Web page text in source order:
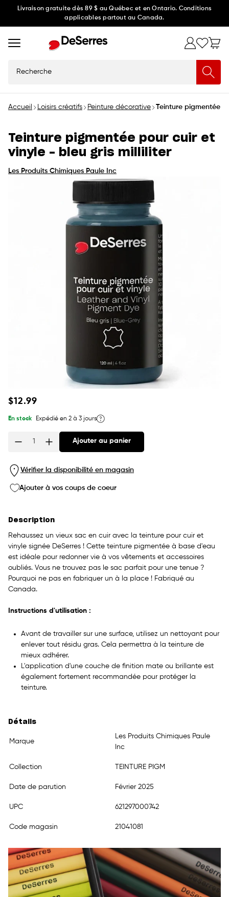
Ignorer
au
Livraison gratuite dès 89 $ au Québec et en Ontario. Conditions
applicables partout au Canada.
Accueil Loisirs créatifs Peinture décorative Teinture pigmentée
Teinture pigmentée pour cuir et
vinyle - bleu gris milliliter
Les Produits Chimiques Paule Inc
Prix
$12.99
En stock Expédié en 2 à 3 jours
Ajouter au panier
Vérifier la disponibilité en magasin
Ajouter à vos coups de coeur
Description
Rehaussez un vieux sac en cuir avec la teinture pour cuir et
vinyle signée DeSerres ! Cette teinture pigmentée à base d'eau
est idéale pour redonner vie à vos vêtements et accessoires
oubliés. Vous ne trouvez pas le sac parfait pour une tenue ?
Pourquoi ne pas en fabriquer un à la place ! Fabriqué au
Canada.
Instructions d'utilisation :
Avant de travailler sur une surface, utilisez un nettoyant pour
enlever tout résidu gras. Cela permettra à la teinture de
mieux adhérer.
L'application d'une couche de finition mate ou brillante est
également fortement recommandée pour protéger la
teinture.
Détails
Marque
Les Produits Chimiques Paule
Inc
Collection TEINTURE PIGM
Date de parution Février 2025
UPC 621297000742
Code magasin 21041081